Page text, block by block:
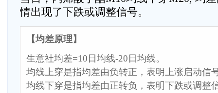
情出现了下跌或调整信号。
【均差原理】
生意社均差=10日均线-20日均线。
均线上穿是指均差由负转正，表明上涨启动信
均线下穿是指均差由正转负，表明下跌或调整